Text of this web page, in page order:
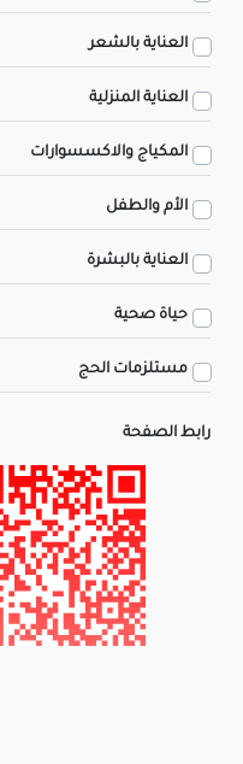
العناية بالشعر
العناية المنزلية
المكياج والاكسسوارات
الأم والطفل
العناية بالبشرة
حياة صحية
مستلزمات الحج
رابط الصفحة